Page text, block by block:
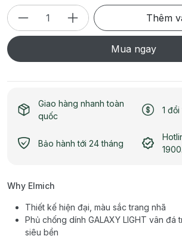
Thêm
Mua ngay
Giao hàng nhanh toàn
quốc
1
Bảo hành tới 24 tháng
Why Elmich
Thiết kế hiện đại, màu sắc trang nhã
Phủ chống dính GALAXY LIGHT vân đá
siêu bền